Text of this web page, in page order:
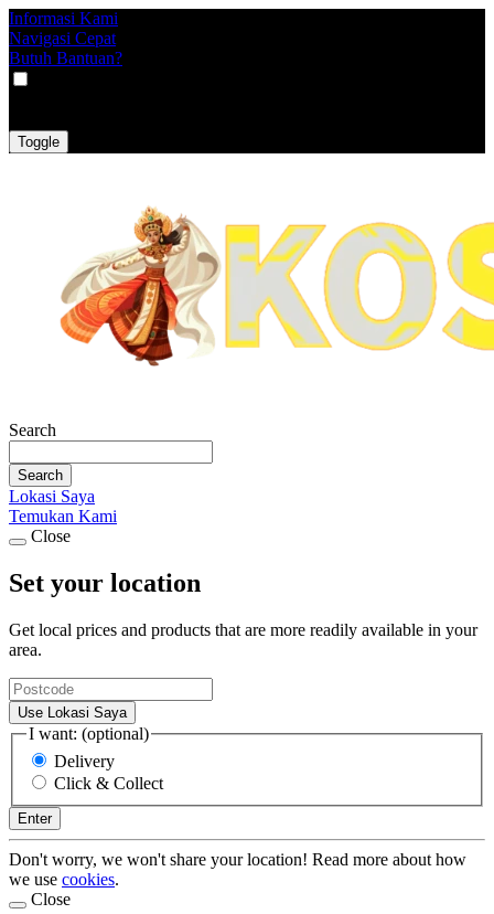
Informasi Kami
Navigasi Cepat
Butuh Bantuan?
Toggle
Search
Search
Lokasi Saya
Temukan Kami
Close
Set your location
Get local prices and products that are more readily available in your
area.
Use Lokasi Saya
I want: (optional)
Delivery
Click & Collect
Enter
Don't worry, we won't share your location! Read more about how
we use cookies.
Close